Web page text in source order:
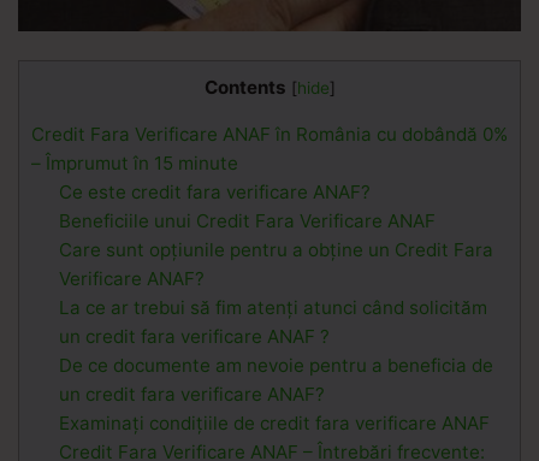
Contents [hide]
Credit Fara Verificare ANAF în România cu dobândă 0%
– Împrumut în 15 minute
Ce este credit fara verificare ANAF?
Beneficiile unui Credit Fara Verificare ANAF
Care sunt opțiunile pentru a obține un Credit Fara
Verificare ANAF?
La ce ar trebui să fim atenți atunci când solicităm
un credit fara verificare ANAF ?
De ce documente am nevoie pentru a beneficia de
un credit fara verificare ANAF?
Examinați condițiile de credit fara verificare ANAF
Credit Fara Verificare ANAF – Întrebări frecvente: